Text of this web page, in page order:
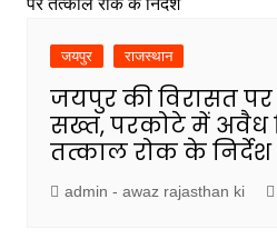
जयपुर राजस्थान
जयपुर की विरासत पर
सख्त, परकोटे में अवैध
तत्काल रोक के निर्देश
admin - awaz rajasthan ki